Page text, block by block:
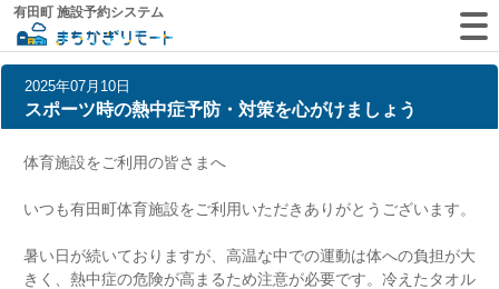
有田町 施設予約システム
2025年07月10日
スポーツ時の熱中症予防・対策を心がけましょう
体育施設をご利用の皆さまへ
いつも有田町体育施設をご利用いただきありがとうございます。
暑い日が続いておりますが、高温な中での運動は体への負担が大
きく、熱中症の危険が高まるため注意が必要です。冷えたタオル